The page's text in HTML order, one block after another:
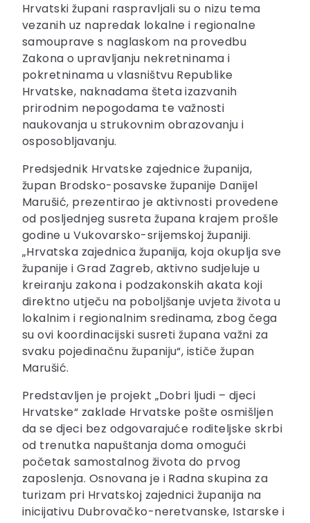
Hrvatski župani raspravljali su o nizu tema
vezanih uz napredak lokalne i regionalne
samouprave s naglaskom na provedbu
Zakona o upravljanju nekretninama i
pokretninama u vlasništvu Republike
Hrvatske, naknadama šteta izazvanih
prirodnim nepogodama te važnosti
naukovanja u strukovnim obrazovanju i
osposobljavanju.
Predsjednik Hrvatske zajednice županija,
župan Brodsko-posavske županije Danijel
Marušić, prezentirao je aktivnosti provedene
od posljednjeg susreta župana krajem prošle
godine u Vukovarsko-srijemskoj županiji.
„Hrvatska zajednica županija, koja okuplja sve
županije i Grad Zagreb, aktivno sudjeluje u
kreiranju zakona i podzakonskih akata koji
direktno utječu na poboljšanje uvjeta života u
lokalnim i regionalnim sredinama, zbog čega
su ovi koordinacijski susreti župana važni za
svaku pojedinačnu županiju“, ističe župan
Marušić.
Predstavljen je projekt „Dobri ljudi – djeci
Hrvatske“ zaklade Hrvatske pošte osmišljen
da se djeci bez odgovarajuće roditeljske skrbi
od trenutka napuštanja doma omogući
početak samostalnog života do prvog
zaposlenja. Osnovana je i Radna skupina za
turizam pri Hrvatskoj zajednici županija na
inicijativu Dubrovačko-neretvanske, Istarske i